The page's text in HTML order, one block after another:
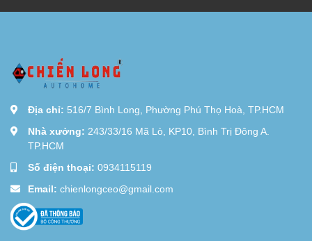
Địa chỉ: 516/7 Bình Long, Phường Phú Thọ Hoà, TP.HCM
Nhà xưởng: 243/33/16 Mã Lò, KP10, Bình Trị Đông A.
TP.HCM
Số điện thoại: 0934115119
Email: chienlongceo@gmail.com